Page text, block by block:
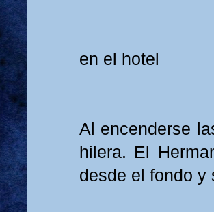
en el hotel
Al encenderse
hilera. El
desde el fondo y